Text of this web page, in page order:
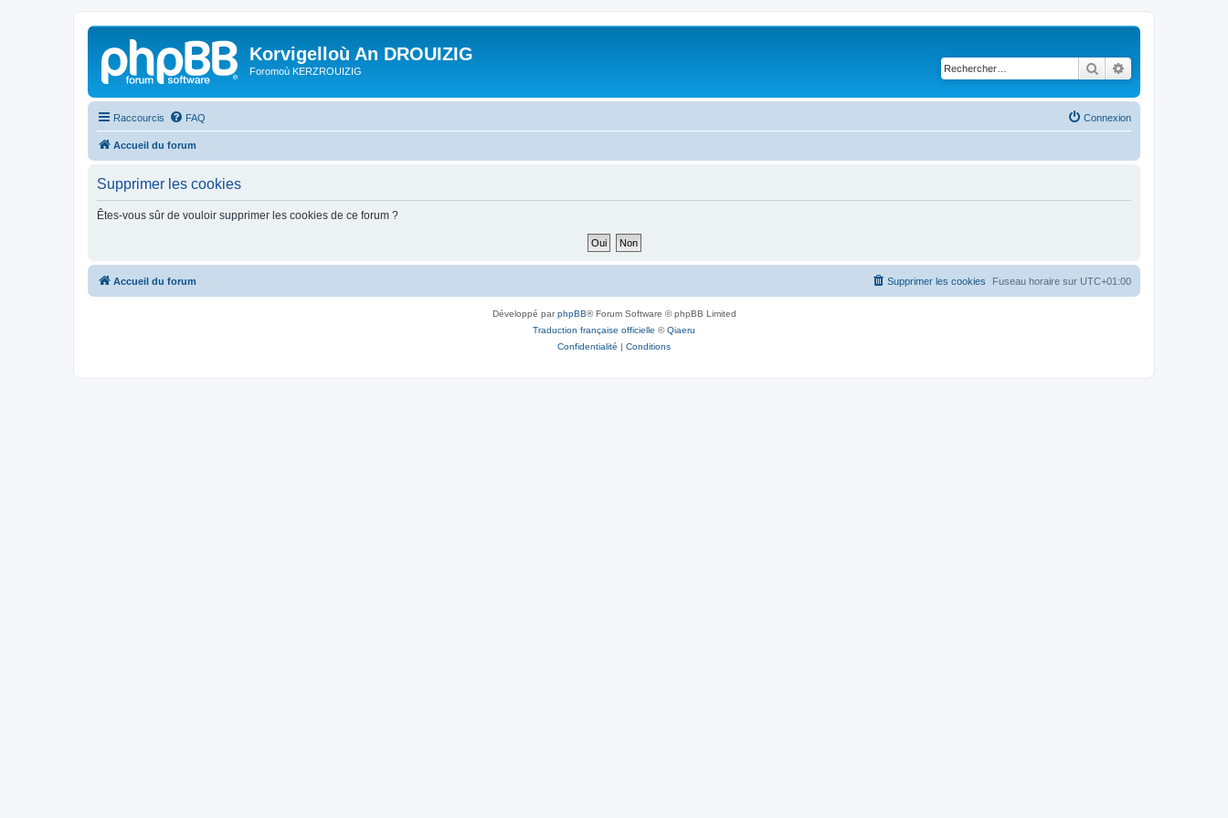
Korvigelloù An DROUIZIG
Foromoù KERZROUIZIG Rechercher
Raccourcis FAQ Connexion
Accueil du forum
Supprimer les cookies
Êtes-vous sûr de vouloir supprimer les cookies de ce forum ?
Accueil du forum Fuseau horaire sur UTC+01:00
Supprimer les cookies
Développé parphpBB® Forum Software © phpBB Limited
Traduction française officielle ©Qiaeru
Confidentialité | Conditions